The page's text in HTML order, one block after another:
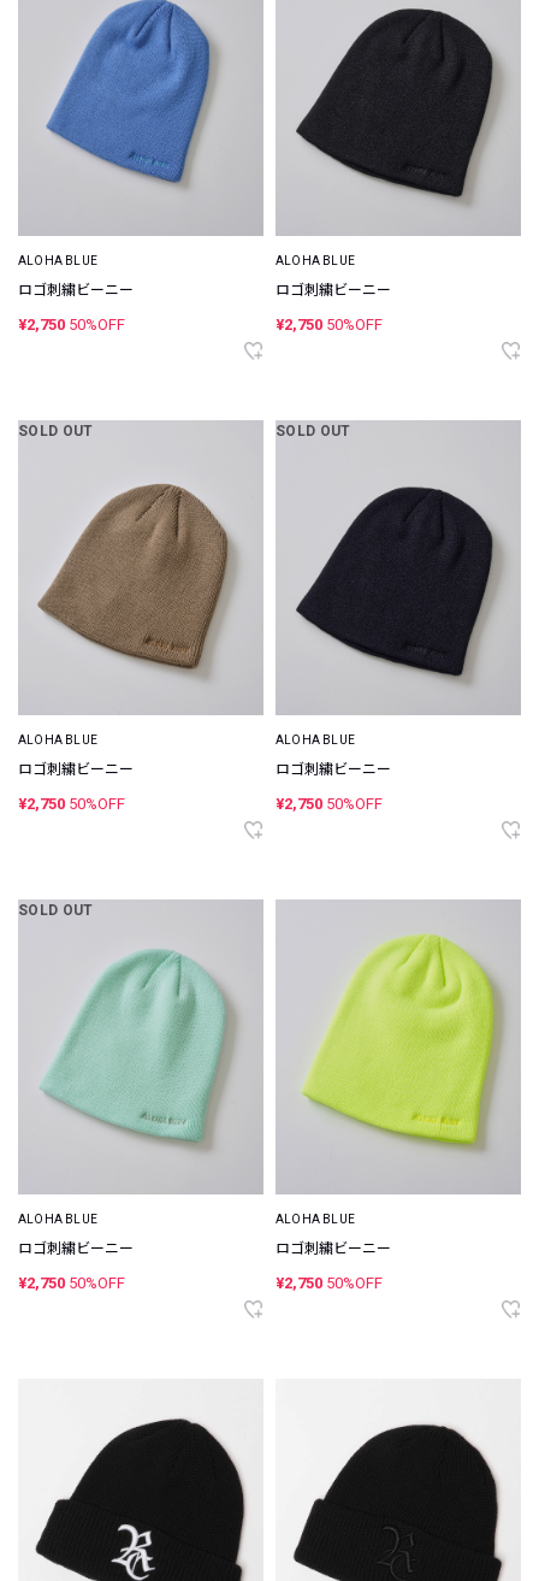
ALOHA BLUE
ロゴ刺繍ビーニー
¥2,750 50%OFF
ALOHA BLUE
ロゴ刺繍ビーニー
¥2,750 50%OFF
SOLD OUT
ALOHA BLUE
ロゴ刺繍ビーニー
¥2,750 50%OFF
SOLD OUT
ALOHA BLUE
ロゴ刺繍ビーニー
¥2,750 50%OFF
SOLD OUT
ALOHA BLUE
ロゴ刺繍ビーニー
¥2,750 50%OFF
ALOHA BLUE
ロゴ刺繍ビーニー
¥2,750 50%OFF